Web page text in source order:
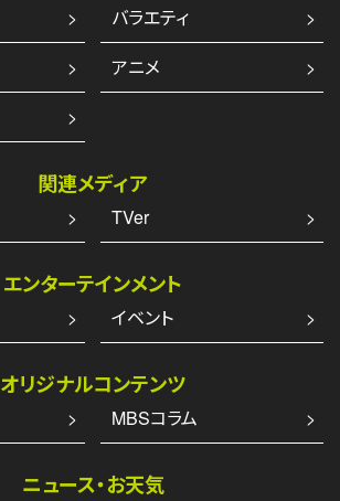
バラエティ
アニメ
関連メディア
TVer
エンターテインメント
イベント
オリジナルコンテンツ
MBSコラム
ニュース・お天気